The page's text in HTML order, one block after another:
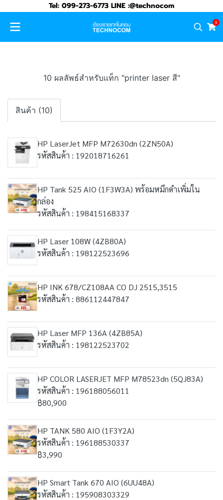
Tel: 099-273-6773 LINE :@technocom
0
10 ผลลัพธ์สำหรับแท็ก "printer laser สี"
สินค้า (10)
HP LaserJet MFP M72630dn (2ZN50A)
รหัสสินค้า : 192018716261
HP Tank 525 AIO (1F3W3A) พร้อมหมึกดำเพิ่มใน
กล่อง
รหัสสินค้า : 198415168337
HP Laser 108W (4ZB80A)
รหัสสินค้า : 198122523696
HP INK 678/CZ108AA CO DJ 2515,3515
รหัสสินค้า : 886112447847
HP Laser MFP 136A (4ZB85A)
รหัสสินค้า : 198122523702
HP COLOR LASERJET MFP M78523dn (5QJ83A)
รหัสสินค้า : 196188056011
฿80,900
HP TANK 580 AIO (1F3Y2A)
รหัสสินค้า : 196188530337
฿3,990
HP Smart Tank 670 AIO (6UU48A)
รหัสสินค้า : 195908303329